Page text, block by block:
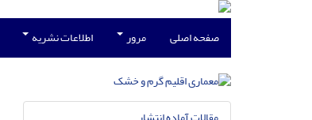
صفحه اصلی مرور اطلاعات نشریه